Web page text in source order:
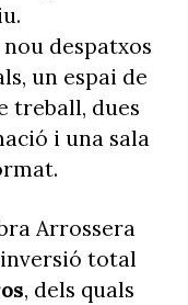
despatxos
un espai de
treball, dues
i una sala
Arrossera
inversió total
, dels quals